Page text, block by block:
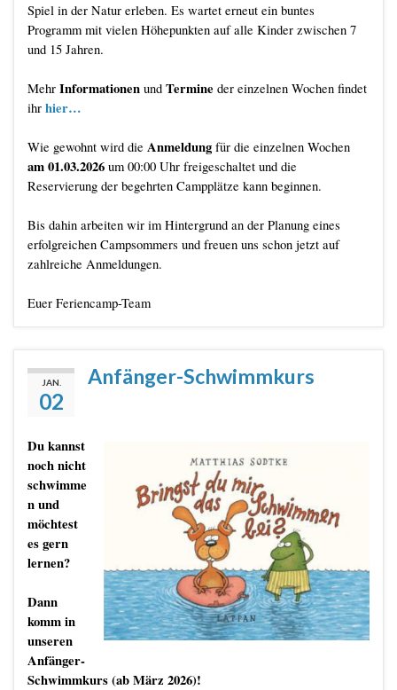
Spiel in der Natur erleben. Es wartet erneut ein buntes
Programm mit vielen Höhepunkten auf alle Kinder zwischen 7
und 15 Jahren.
Mehr Informationen und Termine der einzelnen Wochen findet
ihr hier…
Wie gewohnt wird die Anmeldung für die einzelnen Wochen
am 01.03.2026 um 00:00 Uhr freigeschaltet und die
Reservierung der begehrten Campplätze kann beginnen.
Bis dahin arbeiten wir im Hintergrund an der Planung eines
erfolgreichen Campsommers und freuen uns schon jetzt auf
zahlreiche Anmeldungen.
Euer Feriencamp-Team
JAN.
02
Anfänger-Schwimmkurs
Du kannst
noch nicht
schwimme
n und
möchtest
es gern
lernen?
Dann
komm in
unseren
Anfänger-
Schwimmkurs (abMärz 2026)!